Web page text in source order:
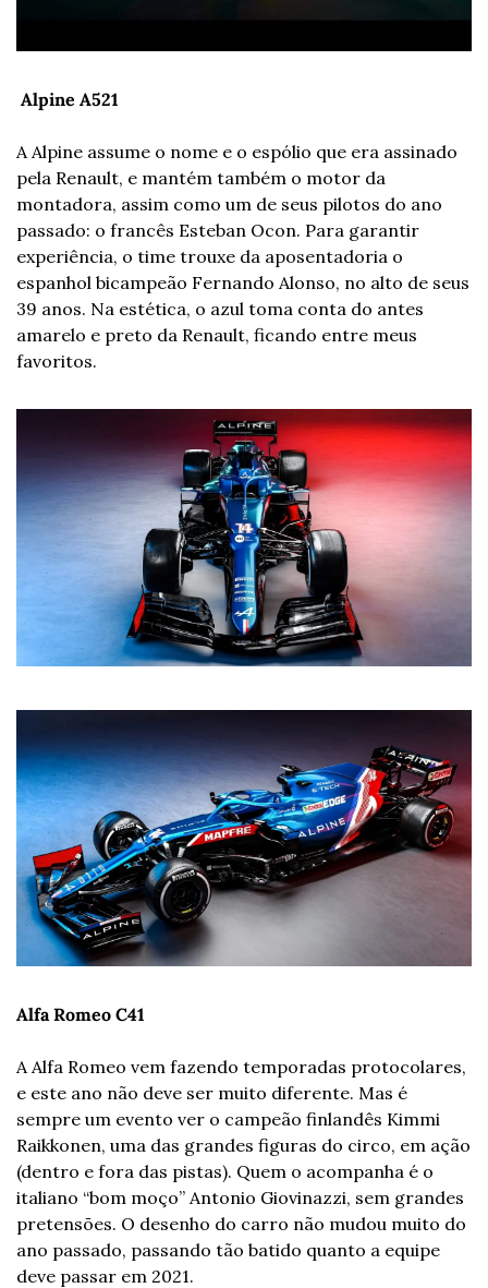
Alpine A521
A Alpine assume o nome e o espólio que era assinado
pela Renault, e mantém também o motor da
montadora, assim como um de seus pilotos do ano
passado: o francês Esteban Ocon. Para garantir
experiência, o time trouxe da aposentadoria o
espanhol bicampeão Fernando Alonso, no alto de seus
39 anos. Na estética, o azul toma conta do antes
amarelo e preto da Renault, ficando entre meus
favoritos.
Alfa Romeo C41
A Alfa Romeo vem fazendo temporadas protocolares,
e este ano não deve ser muito diferente. Mas é
sempre um evento ver o campeão finlandês Kimmi
Raikkonen, uma das grandes figuras do circo, em ação
(dentro e fora das pistas). Quem o acompanha é o
italiano “bom moço” Antonio Giovinazzi, sem grandes
pretensões. O desenho do carro não mudou muito do
ano passado, passando tão batido quanto a equipe
deve passar em 2021.